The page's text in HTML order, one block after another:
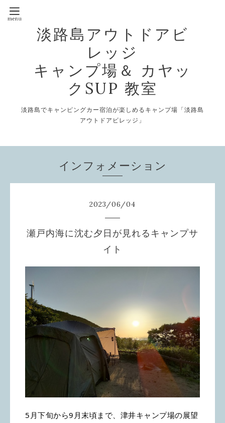
淡路島アウトドアビ
レッジ
キャンプ場＆ カヤッ
クSUP 教室
淡路島でキャンピングカー宿泊が楽しめるキャンプ場「淡路島
アウトドアビレッジ」
インフォメーション
2023/06/04
瀬戸内海に沈む夕日が見れるキャンプサ
イト
5月下旬から9月末頃まで、津井キャンプ場の展望